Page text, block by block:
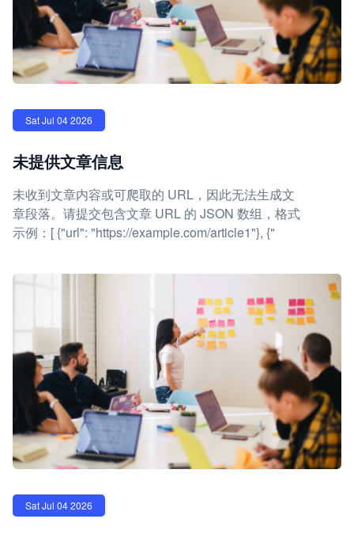
Sat Jul 04 2026
未提供文章信息
未收到文章内容或可爬取的 URL，因此无法生成文
章段落。请提交包含文章 URL 的 JSON 数组，格式
示例：[ {"url": "https://example.com/article1"}, {"
Sat Jul 04 2026